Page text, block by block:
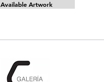
Available Artwork